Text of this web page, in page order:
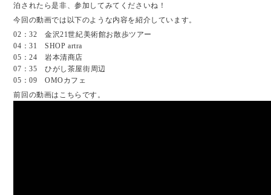
泊されたら是非、参加してみてくださいね！
今回の動画では以下のような内容を紹介しています。
02：32 金沢21世紀美術館お散歩ツアー
04：31 SHOP artra
05：24 岩本清商店
07：35 ひがし茶屋街周辺
05：09 OMOカフェ
前回の動画はこちらです。